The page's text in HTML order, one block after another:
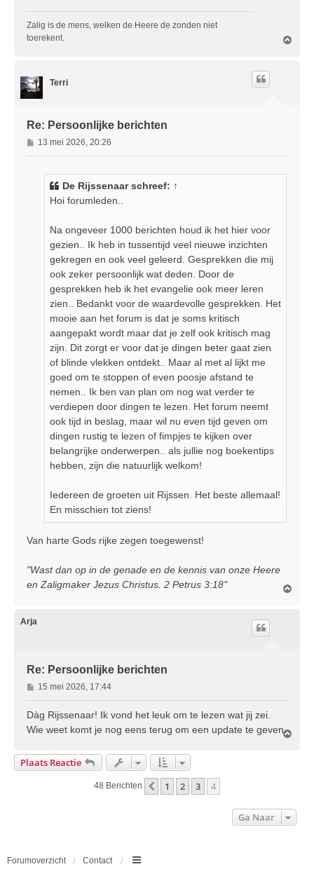
t
Zalig is de mens, welken de Heere de zonden niet
toerekent.
Terri
Re: Persoonlijke berichten
B
e
13 mei 2026, 20:26
De Rijssenaarschreef: ↑
Hoi forumleden..
Na ongeveer 1000 berichten houd ik het hier voor
gezien.. Ik heb in tussentijd veel nieuwe inzichten
gekregen en ook veel geleerd. Gesprekken die mij
ook zeker persoonlijk wat deden. Door de
gesprekken heb ik het evangelie ook meer leren
zien.. Bedankt voor de waardevolle gesprekken. Het
mooie aan het forum is dat je soms kritisch
aangepakt wordt maar dat je zelf ook kritisch mag
zijn. Dit zorgt er voor dat je dingen beter gaat zien
of blinde vlekken ontdekt.. Maar al met al lijkt me
goed om te stoppen of even poosje afstand te
nemen.. Ik ben van plan om nog wat verder te
verdiepen door dingen te lezen. Het forum neemt
ook tijd in beslag, maar wil nu even tijd geven om
dingen rustig te lezen of fimpjes te kijken over
belangrijke onderwerpen.. als jullie nog boekentips
hebben, zijn die natuurlijk welkom!
Iedereen de groeten uit Rijssen. Het beste allemaal!
En misschien tot ziens!
Van harte Gods rijke zegen toegewenst!
"Wast dan op in de genade en de kennis van onze Heere
en Zaligmaker Jezus Christus. 2 Petrus 3:18"
Arja
Re: Persoonlijke berichten
B
e
r
i
t
15 mei 2026, 17:44
Dàg Rijssenaar! Ik vond het leuk om te lezen wat jij zei.
Wie weet komt je nog eens terug om een update te geven.
Plaats Reactie
48 Berichten Vorige
1 2 3 4
Ga Naar
Forumoverzicht Contact